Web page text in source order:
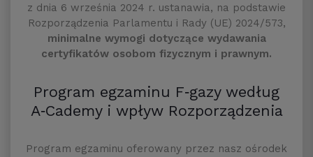
z dnia 6 września 2024 r. ustanawia, na podstawie
Rozporządzenia Parlamentu i Rady (UE) 2024/573,
minimalne wymogi dotyczące wydawania
certyfikatów osobom fizycznym i prawnym.
Program egzaminu F‑gazy według
A‑Cademy i wpływ Rozporządzenia
Program egzaminu oferowany przez nasz ośrodek